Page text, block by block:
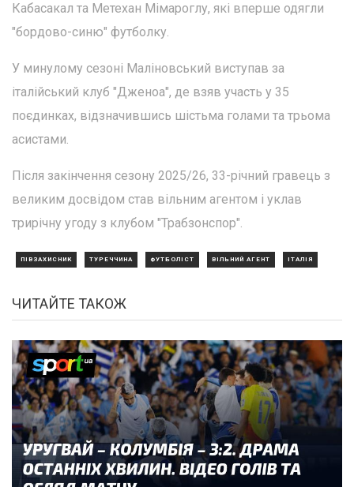
Кабасакал та Метехан Мімароглу, які вперше одягли
"бордово-синю" футболку.
У минулому сезоні Маліновський виступав за
італійський клуб "Дженоа", де взяв участь у 35
поєдинках, відзначившись шістьма голами та трьома
асистами.
Після закінчення сезону 2025/26, 33-річний гравець з
великим досвідом став вільним агентом і уклав
трирічну угоду з клубом "Трабзонспор".
ПІВЗАХИСНИК ТУРЕЧЧИНА ФУТБОЛІСТ ВІЛЬНИЙ АГЕНТ ІТАЛІЯ
ЧИТАЙТЕ ТАКОЖ